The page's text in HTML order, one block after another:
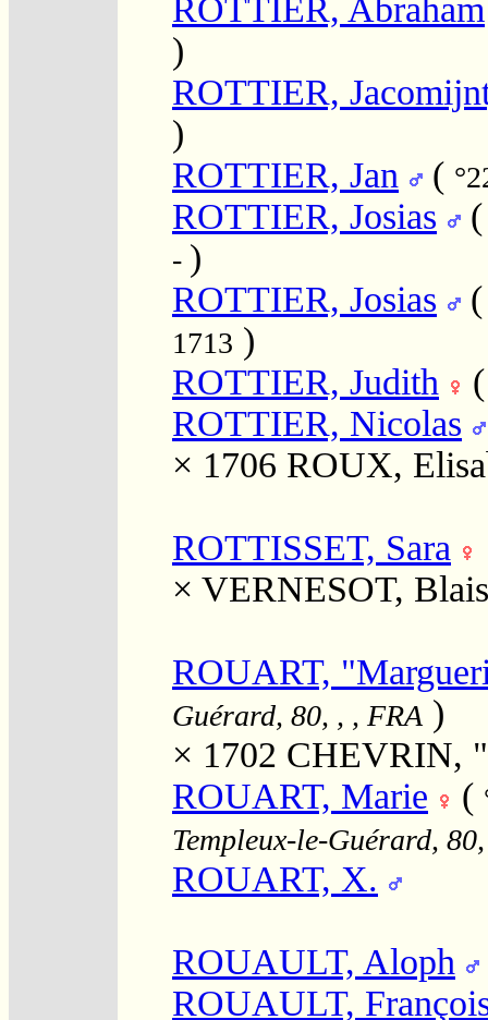
ROTTIER, Abraham
)
ROTTIER,
)
ROTTIER, Jan
(
ROTTIER, Josias
- )
ROTTIER, Josias
1713 )
ROTTIER, Judith
ROTTIER, Nicolas
× 1706 ROUX,
ROTTISSET, Sara
× VERNESOT,
ROUART,
Guérard, 80, , , FRA )
× 1702 CHEVRIN,
ROUART, Marie
(
Templeux-le-Guérard,
ROUART, X.
ROUAULT, Aloph
ROUAULT,